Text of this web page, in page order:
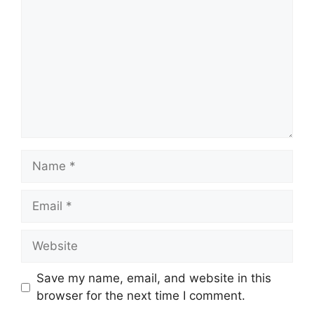
Name
Email
Website
Save my name, email, and website in this
browser for the next time I comment.